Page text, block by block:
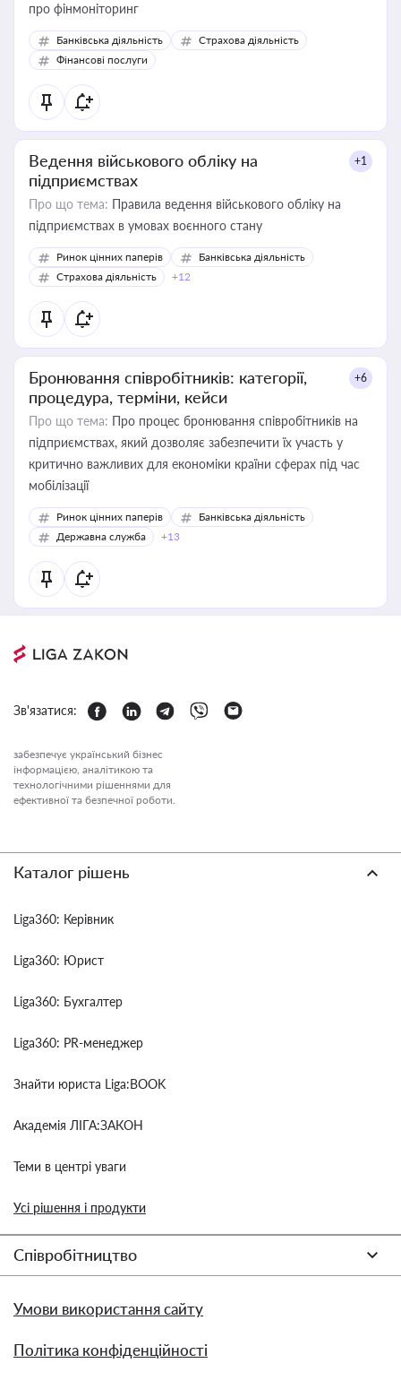
про фінмоніторинг
Банківська діяльність
Страхова діяльність
Фінансові послуги
Ведення військового обліку на
підприємствах
+1
Про що тема: Правила ведення військового обліку на
підприємствах в умовах воєнного стану
Ринок цінних паперів
Банківська діяльність
Страхова діяльність
+12
Бронювання співробітників: категорії,
процедура, терміни, кейси
+6
Про що тема: Про процес бронювання співробітників на
підприємствах, який дозволяє забезпечити їх участь у
критично важливих для економіки країни сферах під час
мобілізації
Ринок цінних паперів
Банківська діяльність
Державна служба
+13
Зв'язатися:
забезпечує український бізнес
інформацією, аналітикою та
технологічними рішеннями для
ефективної та безпечної роботи.
Каталог рішень
Liga360: Керівник
Liga360: Юрист
Liga360: Бухгалтер
Liga360: PR-менеджер
Знайти юриста Liga:BOOK
Академія ЛІГА:ЗАКОН
Теми в центрі уваги
Усі рішення і продукти
Співробітництво
Умови використання сайту
Політика конфіденційності